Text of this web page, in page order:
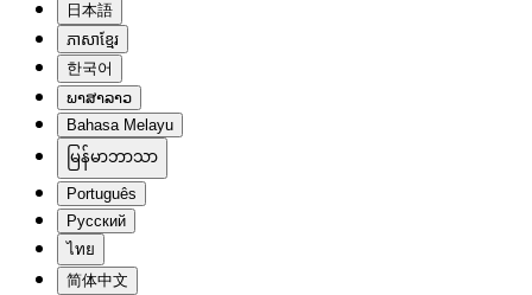
日本語
ភាសាខ្មែរ
한국어
ພາສາລາວ
Bahasa Melayu
မြန်မာဘာသာ
Português
Русский
ไทย
简体中文